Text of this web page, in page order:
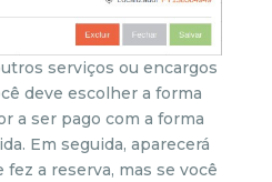
serviços ou encargos
deve escolher a forma
a ser pago com a forma
Em seguida, aparecerá
a reserva, mas se você